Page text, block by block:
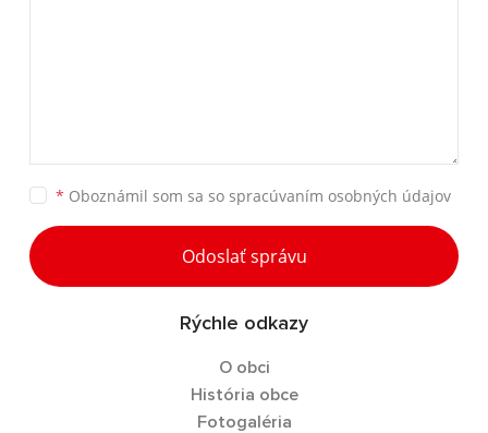
* Oboznámil som sa so spracúvaním osobných údajov
Odoslať správu
Rýchle odkazy
O obci
História obce
Fotogaléria